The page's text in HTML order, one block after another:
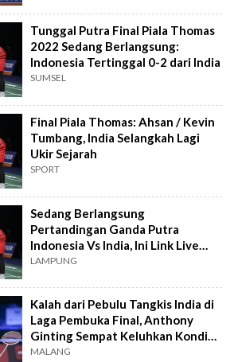
Tunggal Putra Final Piala Thomas
2022 Sedang Berlangsung:
Indonesia Tertinggal 0-2 dari India
SUMSEL
Final Piala Thomas: Ahsan / Kevin
Tumbang, India Selangkah Lagi
Ukir Sejarah
SPORT
Sedang Berlangsung
Pertandingan Ganda Putra
Indonesia Vs India, Ini Link Live
Streaming Final Piala Thomas
LAMPUNG
Kalah dari Pebulu Tangkis India di
Laga Pembuka Final, Anthony
Ginting Sempat Keluhkan Kondisi
Lapangan
MALANG